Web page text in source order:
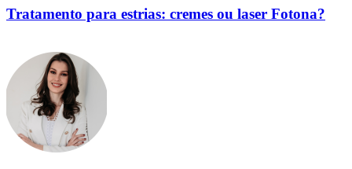
Tratamento para estrias: cremes ou laser Fotona?